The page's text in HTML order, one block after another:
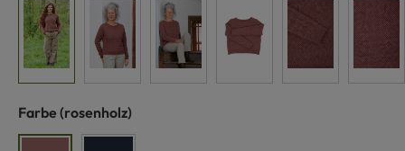
Farbe auswählen
(rosenholz)